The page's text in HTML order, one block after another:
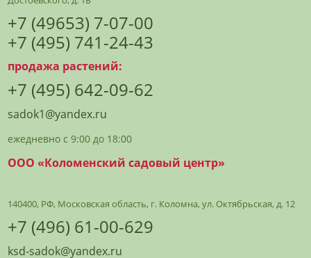
+7 (49653) 7-07-00
+7 (495) 741-24-43
продажа растений:
+7 (495) 642-09-62
sadok1@yandex.ru
ежедневно с 9:00 до 18:00
ООО «Коломенский садовый центр»
140400, РФ, Московская область, г. Коломна, ул. Октябрьская, д. 12
+7 (496) 61-00-629
ksd-sadok@yandex.ru